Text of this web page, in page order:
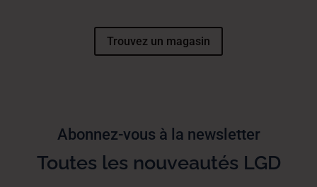
Trouvez un magasin
Abonnez-vous à la newsletter
Toutes les nouveautés LGD